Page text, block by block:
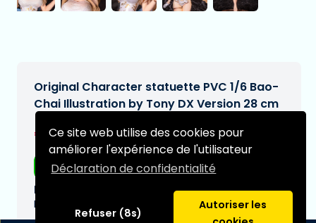
Ce site web utilise des cookies pour
améliorer l'expérience de l'utilisateur
Déclaration de confidentialité
Refuser (8s)
Autoriser les
Original Character statuette PVC 1/6 Bao-
Chai Illustration by Tony DX Version 28 cm
€264,95[Sous réserve de modifications]
Livraison gratuite
Date de livraison prévue:
N/A